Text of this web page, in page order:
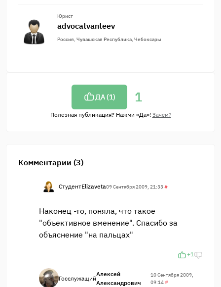
Юрист
advocatvanteev
Россия, Чувашская Республика, Чебоксары
ДА (1) 1
Полезная публикация? Нажми «Да»! Зачем?
Комментарии (3)
СтудентElizaveta09 Сентября 2009, 21:33 #
Наконец -то, поняла, что такое
"объективное вменение". Спасибо за
объяснение "на пальцах"
+1
Госслужащий
Алексей
Александрович
10 Сентября 2009,
09:14#